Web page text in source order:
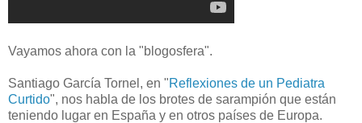
Vayamos ahora con la "blogosfera".
Santiago García Tornel, en "Reflexiones de un Pediatra
Curtido", nos habla de los brotes de sarampión que están
teniendo lugar en España y en otros países de Europa.